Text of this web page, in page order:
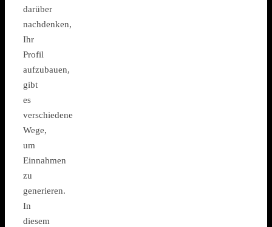
darüber
nachdenken,
Ihr
Profil
aufzubauen,
gibt
es
verschiedene
Wege,
um
Einnahmen
zu
generieren.
In
diesem